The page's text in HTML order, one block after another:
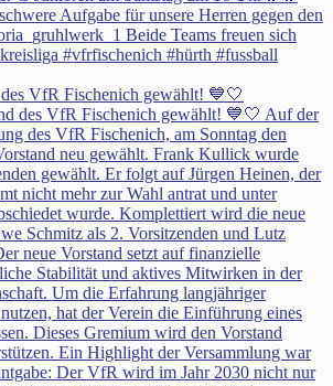
VfR Fischenich gewählt! 💙🤍